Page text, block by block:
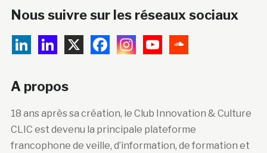
Nous suivre sur les réseaux sociaux
A propos
18 ans après sa création, le Club Innovation & Culture
CLIC est devenu la principale plateforme
francophone de veille, d’information, de formation et